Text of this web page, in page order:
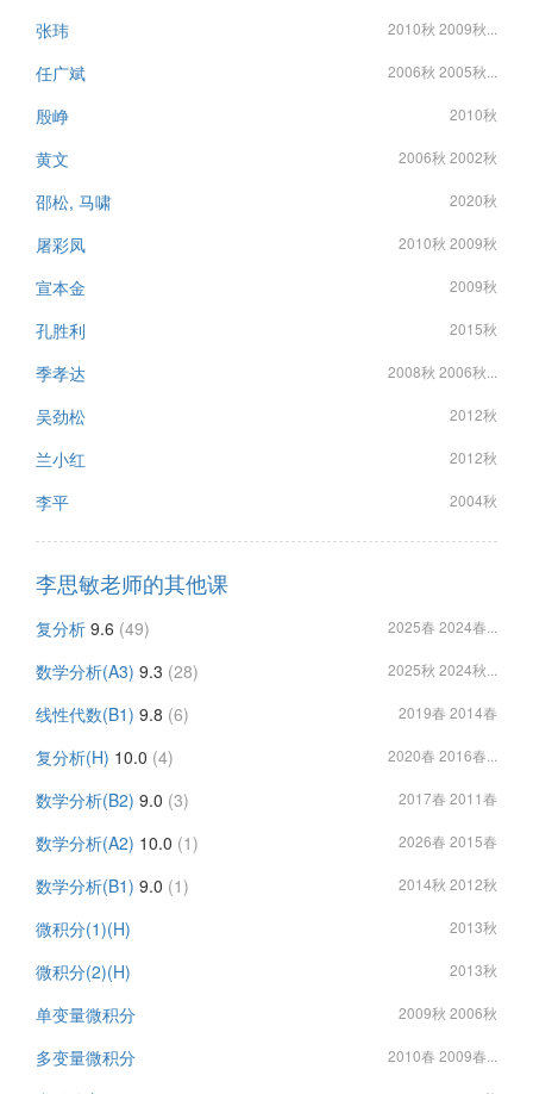
张玮 2010秋 2009秋...
任广斌 2006秋 2005秋...
殷峥 2010秋
黄文 2006秋 2002秋
邵松, 马啸 2020秋
屠彩凤 2010秋 2009秋
宣本金 2009秋
孔胜利 2015秋
季孝达 2008秋 2006秋...
吴劲松 2012秋
兰小红 2012秋
李平 2004秋
李思敏老师的其他课
复分析 9.6 (49) 2025春 2024春...
数学分析(A3) 9.3 (28) 2025秋 2024秋...
线性代数(B1) 9.8 (6) 2019春 2014春
复分析(H) 10.0 (4) 2020春 2016春...
数学分析(B2) 9.0 (3) 2017春 2011春
数学分析(A2) 10.0 (1) 2026春 2015春
数学分析(B1) 9.0 (1) 2014秋 2012秋
微积分(1)(H) 2013秋
微积分(2)(H) 2013秋
单变量微积分 2009秋 2006秋
多变量微积分 2010春 2009春...